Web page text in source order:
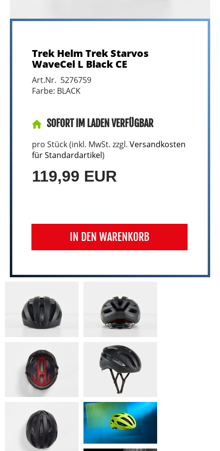
Trek Helm Trek Starvos
WaveCel L Black CE
Art.Nr. 5276759
Farbe: BLACK
SOFORT IM LADEN VERFÜGBAR
pro Stück (inkl. MwSt. zzgl. Versandkosten
für Standardartikel)
119,99 EUR
IN DEN WARENKORB